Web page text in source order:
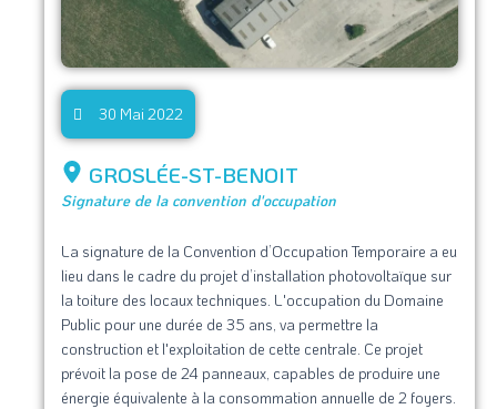
30 Mai 2022
GROSLÉE-ST-BENOIT
Signature de la convention d'occupation
La signature de la Convention d’Occupation Temporaire a eu
lieu dans le cadre du projet d’installation photovoltaïque sur
la toiture des locaux techniques. L'occupation du Domaine
Public pour une durée de 35 ans, va permettre la
construction et l'exploitation de cette centrale. Ce projet
prévoit la pose de 24 panneaux, capables de produire une
énergie équivalente à la consommation annuelle de 2 foyers.